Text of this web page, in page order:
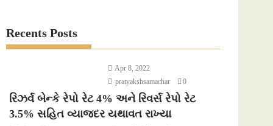
Recents Posts
Apr 8, 2022
pratyakshsamachar
0
રિઝર્વ બેન્કે રેપો રેટ 4% અને રિવર્સ રેપો રેટ
3.5% સહિત વ્યાજદર યથાવત રાખ્યા